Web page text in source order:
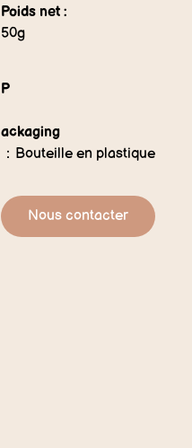
Poids net :
50g
P
ackaging
：Bouteille en plastique
Nous contacter